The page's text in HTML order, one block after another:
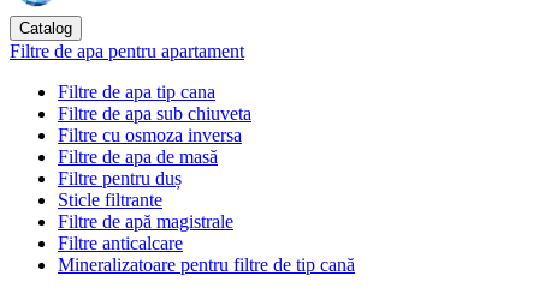
Catalog
Filtre de apa pentru apartament
Filtre de apa tip cana
Filtre de apa sub chiuveta
Filtre cu osmoza inversa
Filtre de apa de masă
Filtre pentru duș
Sticle filtrante
Filtre de apă magistrale
Filtre anticalcare
Mineralizatoare pentru filtre de tip cană